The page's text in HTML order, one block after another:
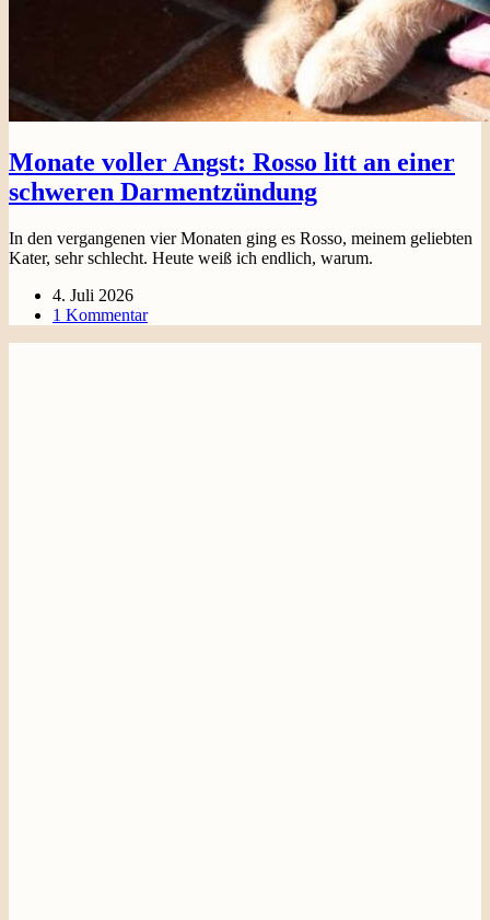
Monate voller Angst: Rosso litt an einer
schweren Darmentzündung
In den vergangenen vier Monaten ging es Rosso, meinem geliebten
Kater, sehr schlecht. Heute weiß ich endlich, warum.
4. Juli 2026
1 Kommentar